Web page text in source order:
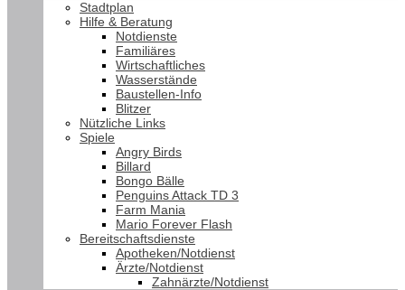
Stadtplan
Hilfe & Beratung
Notdienste
Familiäres
Wirtschaftliches
Wasserstände
Baustellen-Info
Blitzer
Nützliche Links
Spiele
Angry Birds
Billard
Bongo Bälle
Penguins Attack TD 3
Farm Mania
Mario Forever Flash
Bereitschaftsdienste
Apotheken/Notdienst
Ärzte/Notdienst
Zahnärzte/Notdienst